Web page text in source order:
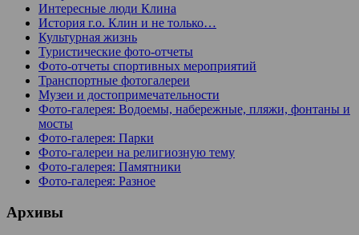
Интересные люди Клина
История г.о. Клин и не только…
Культурная жизнь
Туристические фото-отчеты
Фото-отчеты спортивных мероприятий
Транспортные фотогалереи
Музеи и достопримечательности
Фото-галерея: Водоемы, набережные, пляжи, фонтаны и
мосты
Фото-галерея: Парки
Фото-галереи на религиозную тему
Фото-галерея: Памятники
Фото-галерея: Разное
Архивы